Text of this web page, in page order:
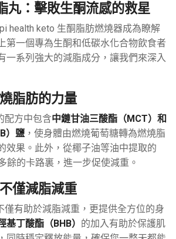
丸：擊敗生酮流感的救星
health keto 生酮脂肪燃燒器成為瞭解
第一個專為生酮和低碳水化合物飲食者
一系列強大的減脂成分，讓我們來深入
脂肪的力量
配方中包含中鏈甘油三酸酯（MCT）和
）鹽 ，使身體由燃燒葡萄糖轉為燃燒脂
效果。此外，從椰子油等油中提取的
餘的卡路裏，進一步促使減重。
僅減脂減重
僅有助於減脂減重，更提供全方位的身
基丁酸酯（BHB） 的加入有助於保護肌